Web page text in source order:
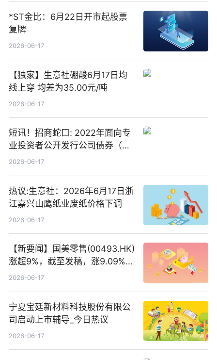
*ST金比：6月22日开市起股票
复牌
2026-06-17
【独家】生意社硼酸6月17日均
线上穿 均差为35.00元/吨
2026-06-17
短讯！招商蛇口: 2022年面向专
业投资者公开发行公司债券（第
二期）（品种二）2026年付息公
2026-06-17
热议:生意社：2026年6月17日浙
江嘉兴山鹰纸业废纸价格下调
2026-06-17
【新要闻】国美零售(00493.HK)
涨超9%，截至发稿，涨9.09%，
报0.012港元，成交额37.26万港
2026-06-17
宁夏宝廷新材料科技股份有限公
司启动上市辅导_今日热议
2026-06-17